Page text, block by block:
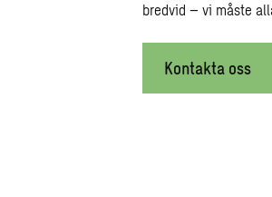
bredvid – vi måste
Kontakta oss